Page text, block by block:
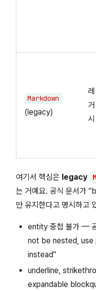
Markdown
(legacy)
레
거
시
여기서 핵심은 legacy
는 거예요. 공식 문서가
만 유지한다고 명시하고
entity 중첩 불가 —
not be nested, use
instead"
underline,
expandable